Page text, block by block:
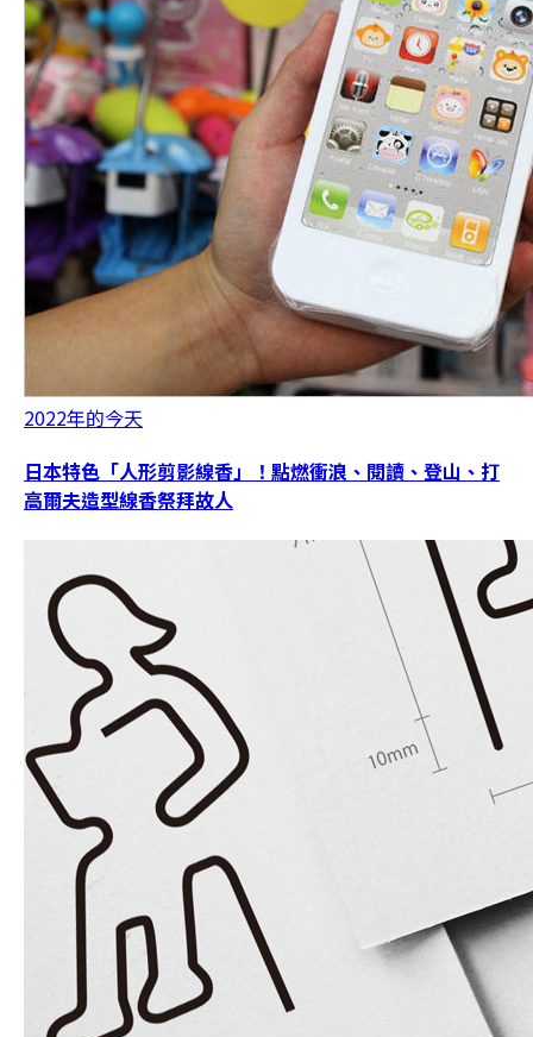
2022年的今天
日本特色「人形剪影線香」！點燃衝浪、閱讀、登山、打
高爾夫造型線香祭拜故人